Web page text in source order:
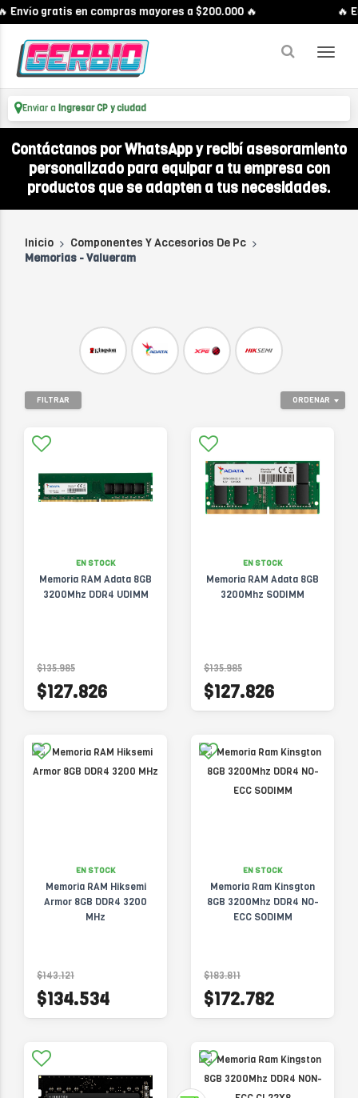
gratis en compras mayores a $200.000 🔥 🔥
Enviar a Ingresar CP y ciudad
Contáctanos por WhatsApp y recibí asesoramiento
personalizado para equipar a tu empresa con
productos que se adapten a tus necesidades.
Inicio
Componentes Y Accesorios De Pc
Memorias - Valueram
ORDENAR
FILTRAR
EN STOCK
Memoria RAM Adata 8GB
3200Mhz DDR4 UDIMM
$135.985
$127.826
EN STOCK
Memoria RAM Adata 8GB
3200Mhz SODIMM
$135.985
$127.826
EN STOCK
Memoria RAM Hiksemi
Armor 8GB DDR4 3200
MHz
$143.121
$134.534
EN STOCK
Memoria Ram Kinsgton
8GB 3200Mhz DDR4 NO-
ECC SODIMM
$183.811
$172.782